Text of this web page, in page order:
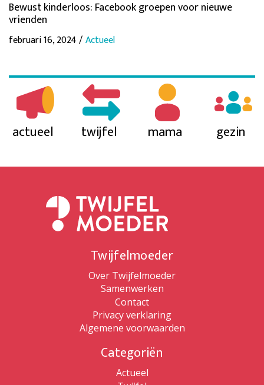
Bewust kinderloos: Facebook groepen voor nieuwe
vrienden
februari 16, 2024 /Actueel
actueel twijfel mama gezin
Twijfelmoeder
Over Twijfelmoeder
Samenwerken
Contact
Privacy verklaring
Algemene voorwaarden
Categoriën
Actueel